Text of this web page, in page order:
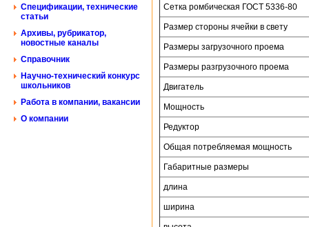
Спецификации, технические
статьи
Архивы, рубрикатор,
новостные каналы
Справочник
Научно-технический конкурс
школьников
Работа в компании, вакансии
О компании
Сетка ромбическая ГОСТ 5336-80
Размер стороны ячейки в свету
Размеры загрузочного проема
Размеры разгрузочного проема
Двигатель
Мощность
Редуктор
Общая потребляемая мощность
Габаритные размеры
длина
ширина